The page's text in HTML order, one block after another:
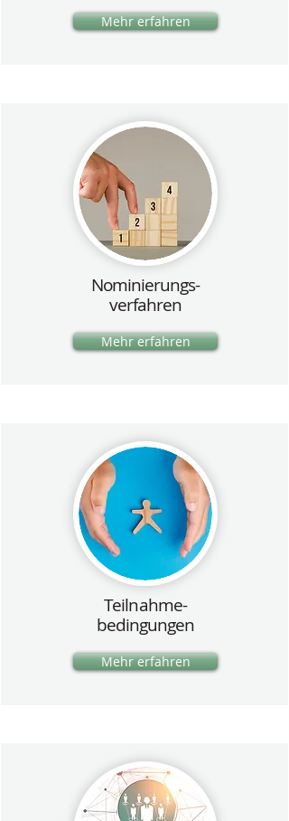
Mehr erfahren
Nominierungs-
verfahren
Mehr erfahren
Teilnahme-
bedingungen
Mehr erfahren